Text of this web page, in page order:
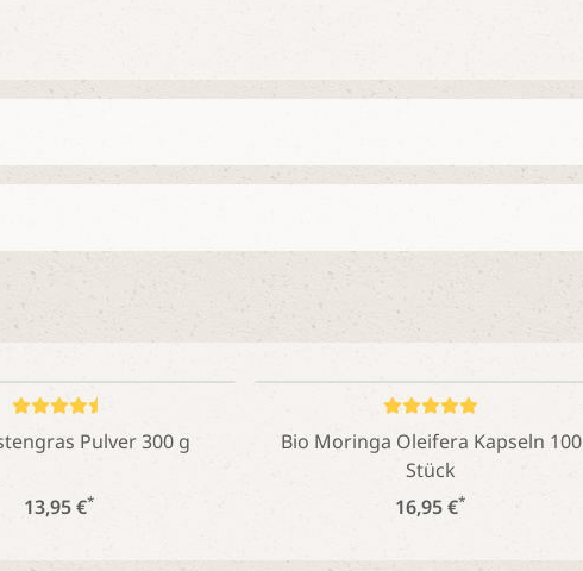
Pulver 300 g
13,95 €*
Bio Moringa Oleifera Kapseln 100
Stück
16,95 €*